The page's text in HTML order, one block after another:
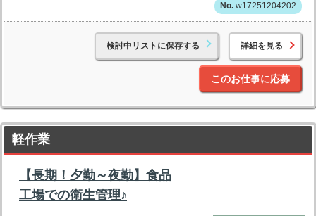
w17251204202
検討中リストに保存する 詳細を見る
このお仕事に応募
軽作業
【長期！夕勤～夜勤】食品
工場での衛生管理♪